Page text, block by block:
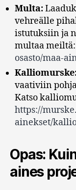
Multa:
vehreälle
istutuksiin ja
multaa meiltä:
osasto/maa-
vaativiin
Katso
https://
ainekset/
Opas:
aines